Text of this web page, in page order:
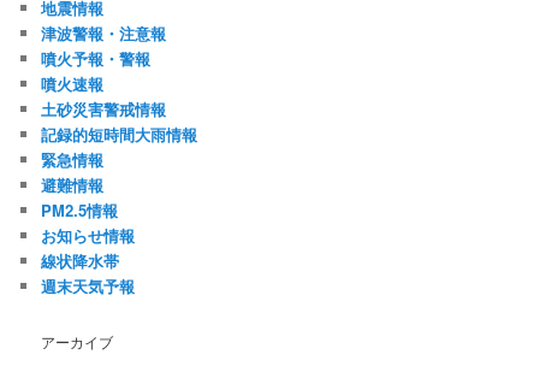
地震情報
津波警報・注意報
噴火予報・警報
噴火速報
土砂災害警戒情報
記録的短時間大雨情報
緊急情報
避難情報
PM2.5情報
お知らせ情報
線状降水帯
週末天気予報
アーカイブ